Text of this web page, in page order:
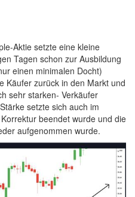
Aktie setzte eine kleine
Tagen schon zur Ausbildung
einen minimalen Docht)
Käufer zurück in den Markt und
sehr starken- Verkäufer
setzte sich auch im
beendet wurde und die
aufgenommen wurde.